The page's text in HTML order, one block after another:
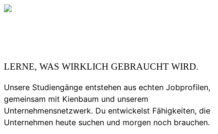
LERNE, WAS WIRKLICH GEBRAUCHT WIRD.
Unsere Studiengänge entstehen aus echten Jobprofilen,
gemeinsam mit Kienbaum und unserem
Unternehmensnetzwerk. Du entwickelst Fähigkeiten, die
Unternehmen heute suchen und morgen noch brauchen.